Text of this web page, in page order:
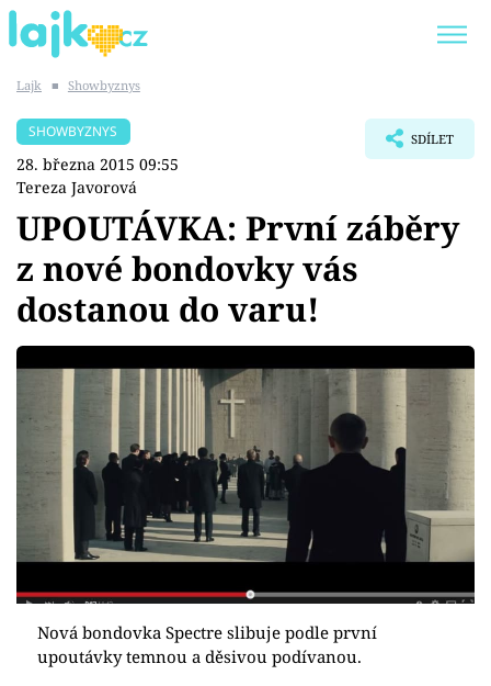
SHOPAHOLICADEL
Témata
Showbyznys
Youtubeři
Sex a vztahy
Videa
Sledujte prima+
Přihlášení
Lajk ■ Showbyznys
SHOWBYZNYS
28. března 2015 09:55
Tereza Javorová
SDÍLET
UPOUTÁVKA: První záběry
z nové bondovky vás
dostanou do varu!
Nová bondovka Spectre slibuje podle první
upoutávky temnou a děsivou podívanou.